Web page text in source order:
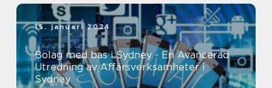
15. januari 2024
Bolag med bas i Sydney - En Avancerad
Utredning av Affärsverksamheter i
Sydney